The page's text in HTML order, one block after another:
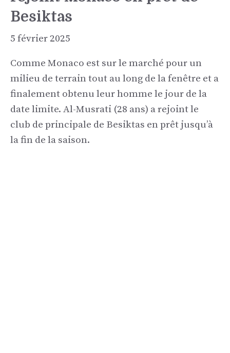
Besiktas
5 février 2025
Comme Monaco est sur le marché pour un
milieu de terrain tout au long de la fenêtre et a
finalement obtenu leur homme le jour de la
date limite. Al-Musrati (28 ans) a rejoint le
club de principale de Besiktas en prêt jusqu’à
la fin de la saison.